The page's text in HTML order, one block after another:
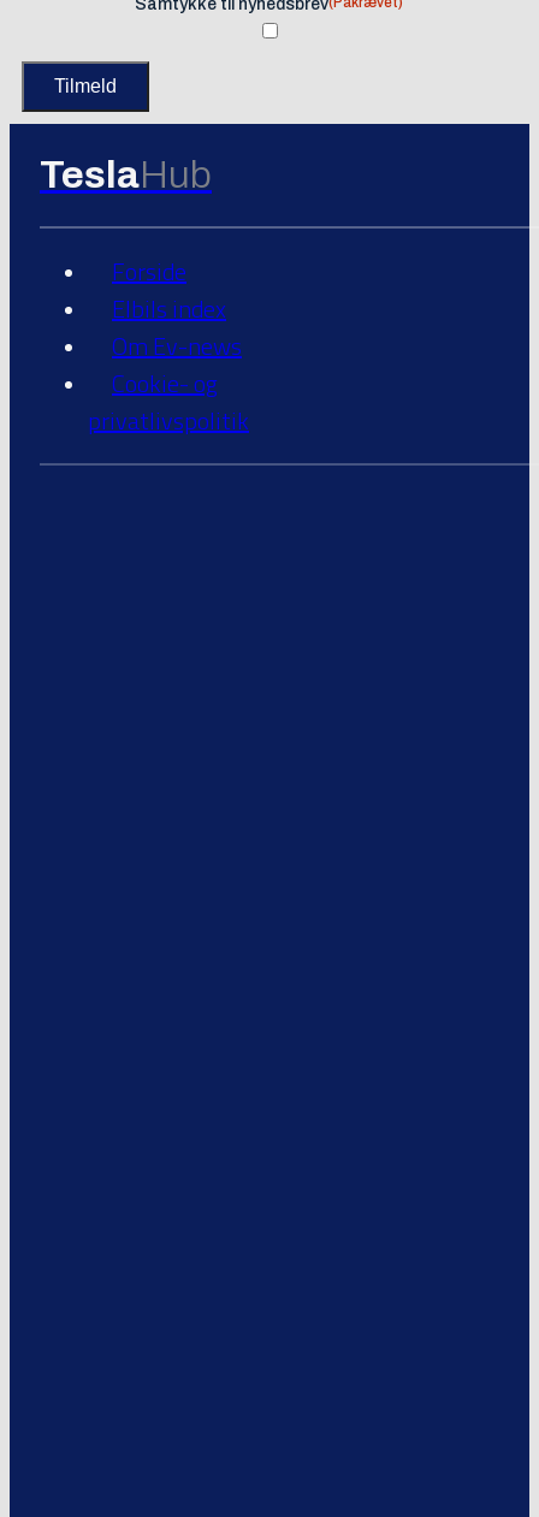
Samtykke til nyhedsbrev
TeslaHub
Forside
Elbils index
Om Ev-news
Cookie- og
privatlivspolitik